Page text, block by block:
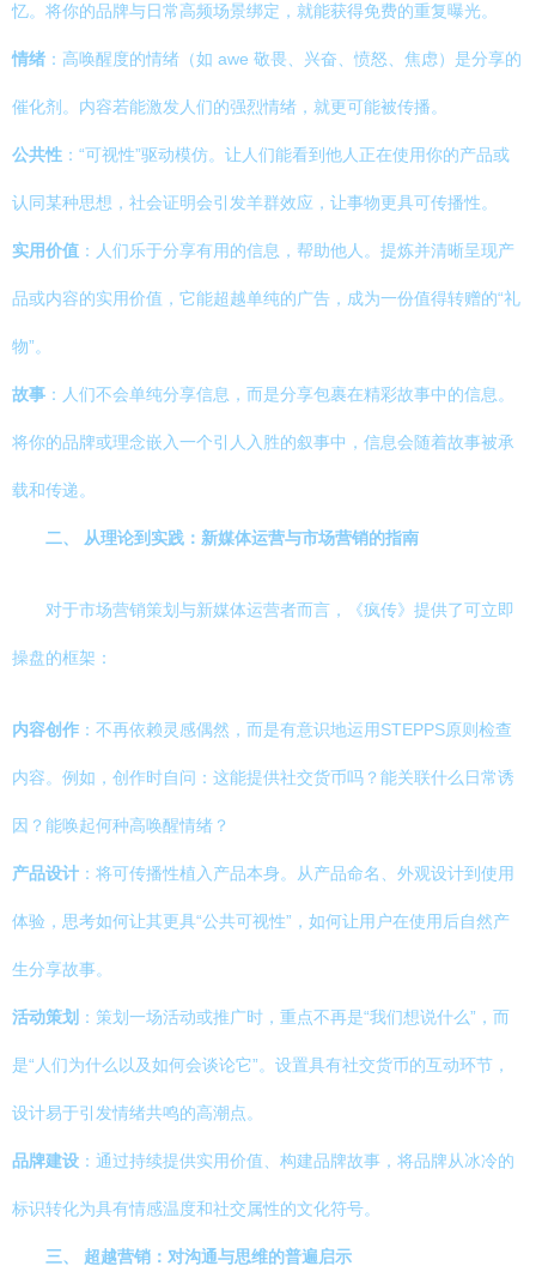
忆。将你的品牌与日常高频场景绑定，就能获得免费的重复曝光。
情绪 ：高唤醒度的情绪（如 awe 敬畏、兴奋、愤怒、焦虑）是分享的
催化剂。内容若能激发人们的强烈情绪，就更可能被传播。
公共性 ：“可视性”驱动模仿。让人们能看到他人正在使用你的产品或
认同某种思想，社会证明会引发羊群效应，让事物更具可传播性。
实用价值 ：人们乐于分享有用的信息，帮助他人。提炼并清晰呈现产
品或内容的实用价值，它能超越单纯的广告，成为一份值得转赠的“礼
物”。
故事 ：人们不会单纯分享信息，而是分享包裹在精彩故事中的信息。
将你的品牌或理念嵌入一个引人入胜的叙事中，信息会随着故事被承
载和传递。
二、 从理论到实践：新媒体运营与市场营销的指南
对于市场营销策划与新媒体运营者而言，《疯传》提供了可立即
操盘的框架：
内容创作 ：不再依赖灵感偶然，而是有意识地运用STEPPS原则检查
内容。例如，创作时自问：这能提供社交货币吗？能关联什么日常诱
因？能唤起何种高唤醒情绪？
产品设计 ：将可传播性植入产品本身。从产品命名、外观设计到使用
体验，思考如何让其更具“公共可视性”，如何让用户在使用后自然产
生分享故事。
活动策划 ：策划一场活动或推广时，重点不再是“我们想说什么”，而
是“人们为什么以及如何会谈论它”。设置具有社交货币的互动环节，
设计易于引发情绪共鸣的高潮点。
品牌建设 ：通过持续提供实用价值、构建品牌故事，将品牌从冰冷的
标识转化为具有情感温度和社交属性的文化符号。
三、 超越营销：对沟通与思维的普遍启示